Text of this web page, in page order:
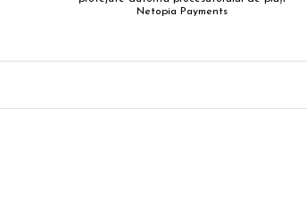
Netopia Payments